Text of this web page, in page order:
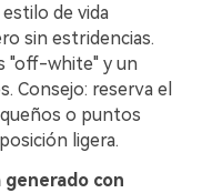
de vida
sin estridencias.
"off-white" y un
Consejo: reserva el
o puntos
ligera.
con